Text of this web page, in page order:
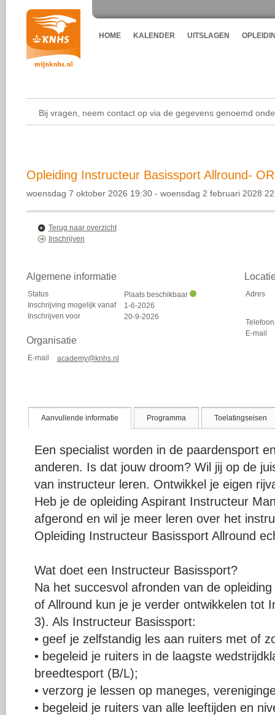
HOME KALENDER UITSLAGEN
Bij vragen, neem contact op via de gegevens genoemd
Opleiding Instructeur Basissport Allround-
woensdag 7 oktober 2026 19:30 - woensdag 2 februari 2028
Terug naar overzicht
Inschrijven
Algemene informatie
Status
Plaats beschikbaar
Inschrijving mogelijk vanaf
1-6-2026
Inschrijven voor
20-9-2026
Organisatie
E-mail academy@knhs.nl
Adres
Telefoon
E-mail
Aanvullende informatie Programma Toelatingseisen
Een specialist worden in de paardensport
anderen. Is dat jouw droom? Wil jij op de
van instructeur leren. Ontwikkel je eigen
Heb je de opleiding Aspirant Instructeur
afgerond en wil je meer leren over het
Opleiding Instructeur Basissport Allround
Wat doet een Instructeur Basissport?
Na het succesvol afronden van de
of Allround kun je je verder ontwikkelen tot
3). Als Instructeur Basissport:
• geef je zelfstandig les aan ruiters met of
• begeleid je ruiters in de laagste
breedtesport (B/L);
• verzorg je lessen op maneges,
• begeleid je ruiters van alle leeftijden en